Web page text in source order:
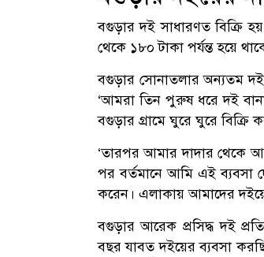
বগুড়ার দই সাধারণত বিক্রি
থেকে ১৮০ টাকা পর্যন্ত হয়ে
বগুড়ার সোনাতলার অন্যতম দই
‘আমরা তিন পুরুষ ধরে দই
বগুড়ার গ্রামে ঘুরে ঘুরে বিক্রি
‘তারপর আমার দাদার থেকে
পর বর্তমানে আমি এই ব্যবসা
করেন। এলাকায় আমাদের
বগুড়ার আরেক প্রসিদ্ধ দই
বছর যাবত দইয়ের ব্যবসা